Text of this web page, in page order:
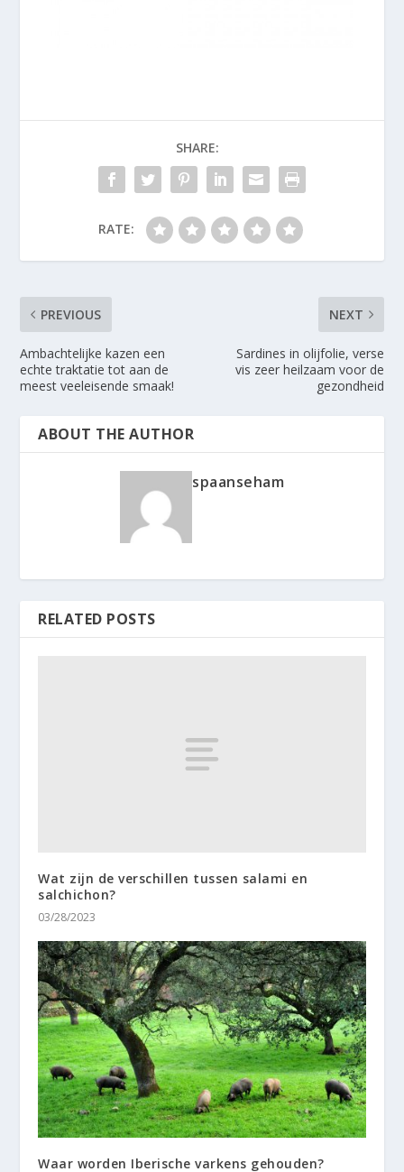
SHARE:
RATE:
PREVIOUS
Ambachtelijke kazen een
echte traktatie tot aan de
meest veeleisende smaak!
NEXT
Sardines in olijfolie, verse
vis zeer heilzaam voor de
gezondheid
ABOUT THE AUTHOR
spaanseham
RELATED POSTS
Wat zijn de verschillen tussen salami en
salchichon?
03/28/2023
Waar worden Iberische varkens gehouden?